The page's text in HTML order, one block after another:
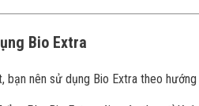
Bio Extra
bạn nên sử dụng Bio Extra theo hướng